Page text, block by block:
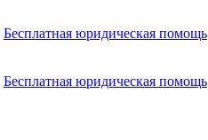
Бесплатная юридическая помощь
Бесплатная юридическая помощь